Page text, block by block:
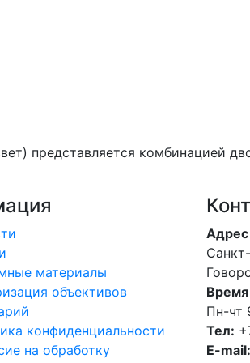
представляется комбинацией
материалы
объективов
конфиденциальности
на обработку
Пн-чт
Тел:
E-mail: